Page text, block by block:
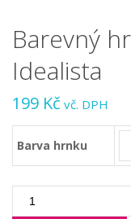
Barevný
Idealista
199 Kč vč. DPH
Barva hrnku
Barevný
hrnek